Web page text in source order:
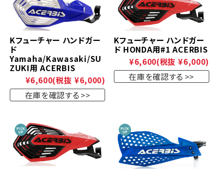
Kフューチャー ハンドガー
ド
Yamaha/Kawasaki/SU
ZUKI用 ACERBIS
¥6,600(税抜 ¥6,000)
在庫を確認する
Kフューチャー ハンドガー
ド HONDA用#1 ACERBIS
¥6,600(税抜 ¥6,000)
在庫を確認する